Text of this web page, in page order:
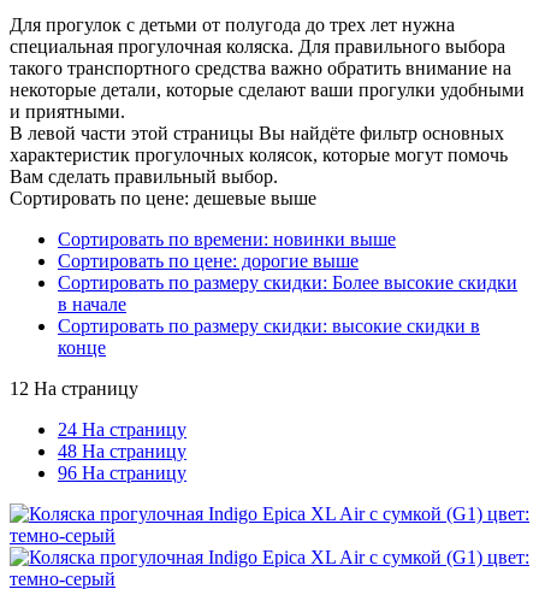
Для прогулок с детьми от полугода до трех лет нужна
специальная прогулочная коляска. Для правильного выбора
такого транспортного средства важно обратить внимание на
некоторые детали, которые сделают ваши прогулки удобными
и приятными.
В левой части этой страницы Вы найдёте фильтр основных
характеристик прогулочных колясок, которые могут помочь
Вам сделать правильный выбор.
Сортировать по цене: дешевые выше
Сортировать по времени: новинки выше
Сортировать по цене: дорогие выше
Сортировать по размеру скидки: Более высокие скидки
в начале
Сортировать по размеру скидки: высокие скидки в
конце
12 На страницу
24 На страницу
48 На страницу
96 На страницу